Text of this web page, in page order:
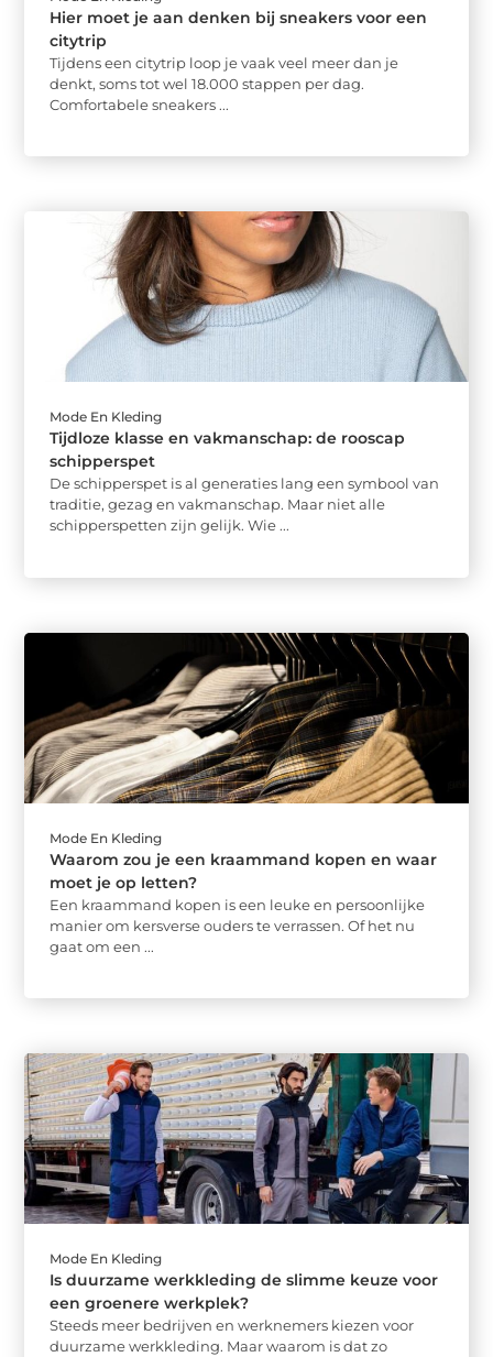
Hier moet je aan denken bij sneakers voor een
citytrip
Tijdens een citytrip loop je vaak veel meer dan je
denkt, soms tot wel 18.000 stappen per dag.
Comfortabele sneakers ...
Mode En Kleding
Tijdloze klasse en vakmanschap: de rooscap
schipperspet
De schipperspet is al generaties lang een symbool van
traditie, gezag en vakmanschap. Maar niet alle
schipperspetten zijn gelijk. Wie ...
Mode En Kleding
Waarom zou je een kraammand kopen en waar
moet je op letten?
Een kraammand kopen is een leuke en persoonlijke
manier om kersverse ouders te verrassen. Of het nu
gaat om een ...
Mode En Kleding
Is duurzame werkkleding de slimme keuze voor
een groenere werkplek?
Steeds meer bedrijven en werknemers kiezen voor
duurzame werkkleding. Maar waarom is dat zo